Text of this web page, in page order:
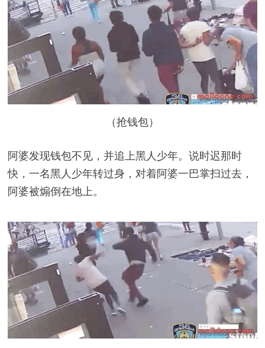
（抢钱包）
阿婆发现钱包不见，并追上黑人少年。说时迟那时
快，一名黑人少年转过身，对着阿婆一巴掌扫过去，
阿婆被煽倒在地上。